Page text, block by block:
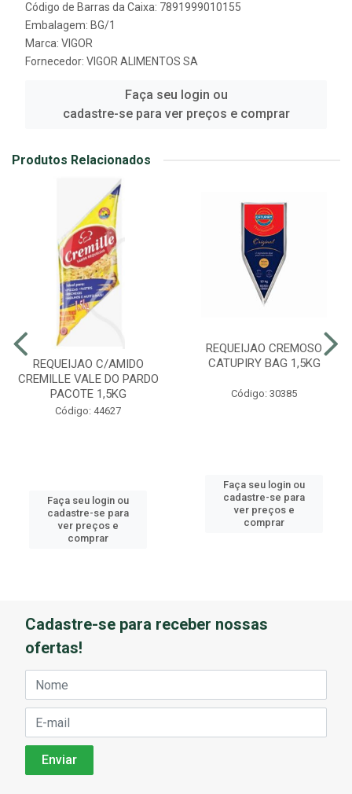
Código de Barras da Caixa: 7891999010155
Embalagem: BG/1
Marca: VIGOR
Fornecedor: VIGOR ALIMENTOS SA
Faça seu login ou
cadastre-se para ver preços e comprar
Produtos Relacionados
REQUEIJAO C/AMIDO
CREMILLE VALE DO PARDO
PACOTE 1,5KG
Código: 44627
Faça seu login ou
cadastre-se para
ver preços e
comprar
REQUEIJAO CREMOSO
CATUPIRY BAG 1,5KG
Código: 30385
Faça seu login ou
cadastre-se para
ver preços e
comprar
Cadastre-se para receber nossas
ofertas!